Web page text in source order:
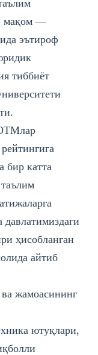
мақом —
эътироф
тиббиёт
бир катта
ҳисобланган
айтиб
жамоасининг
ютуқлари,